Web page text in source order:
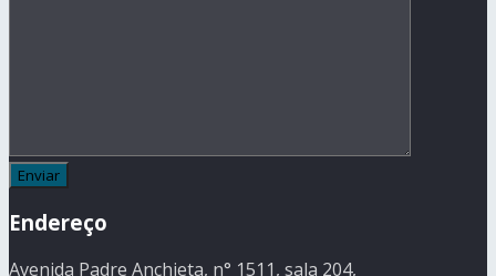
Endereço
Avenida Padre Anchieta, n° 1511, sala 204,